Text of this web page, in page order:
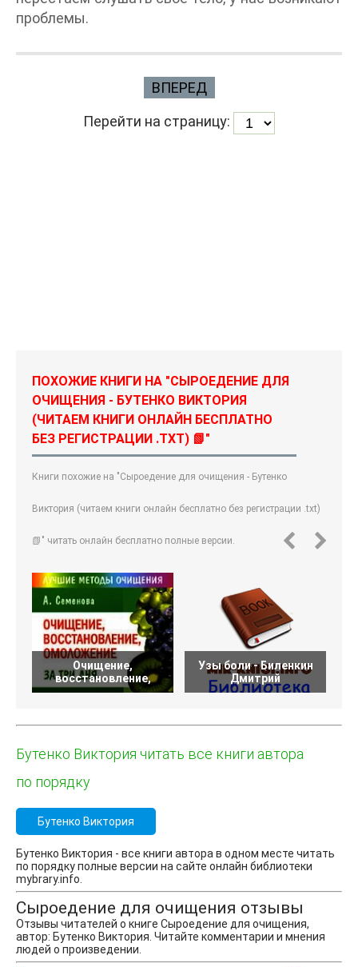
проблемы.
ВПЕРЕД
Перейти на страницу:
ПОХОЖИЕ КНИГИ НА "СЫРОЕДЕНИЕ ДЛЯ
ОЧИЩЕНИЯ - БУТЕНКО ВИКТОРИЯ
(ЧИТАЕМ КНИГИ ОНЛАЙН БЕСПЛАТНО
БЕЗ РЕГИСТРАЦИИ .TXT) 📗"
Книги похожие на "Сыроедение для очищения - Бутенко
Виктория (читаем книги онлайн бесплатно без регистрации .txt)
📗" читать онлайн бесплатно полные версии.
Очищение,
восстановление,
Узы боли - Биленкин
Дмитрий
Бутенко Виктория читать все книги автора
по порядку
Бутенко Виктория
Бутенко Виктория - все книги автора в одном месте читать
по порядку полные версии на сайте онлайн библиотеки
mybrary.info.
Сыроедение для очищения отзывы
Отзывы читателей о книге Сыроедение для очищения,
автор: Бутенко Виктория. Читайте комментарии и мнения
людей о произведении.